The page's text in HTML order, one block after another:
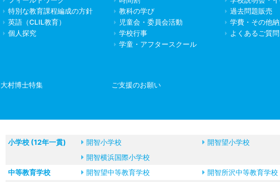
特別な教育課程編成の方針
英語（CLIL教育）
個人探究
教科の学び
児童会・委員会活動
学校行事
学童・アフタースクール
過去問題販売
学費・その他
よくあるご質問
大村博士特集 ご支援のお願い
小学校 (12年一貫) 開智小学校 開智望小学校
開智横浜国際小学校
中等教育学校
開智望中等教育学校 開智所沢中等教育学校